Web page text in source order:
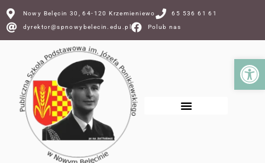
Nowy Belęcin 30, 64-120 Krzemieniewo 65 536 61 61
dyrektor@spnowybelecin.edu.pl Polub nas